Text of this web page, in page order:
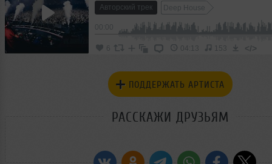
Авторский трек Deep House
6 04:13 153 </>
ПОДДЕРЖАТЬ АРТИСТА
РАССКАЖИ ДРУЗЬЯМ